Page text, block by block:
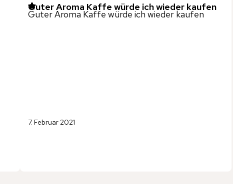
Guter Aroma Kaffe würde ich wieder kaufen
Guter Aroma Kaffe würde ich wieder kaufen
7. Februar 2021